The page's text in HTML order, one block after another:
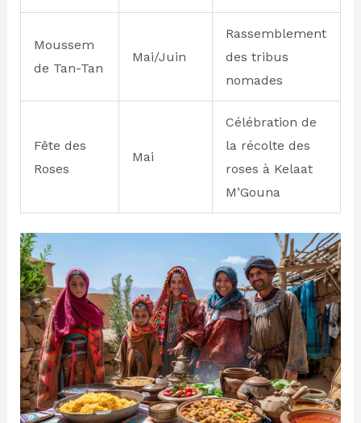
Moussem
de Tan-Tan
Mai/Juin
Rassemblement
des tribus
nomades
Fête des
Roses
Mai
Célébration de
la récolte des
roses à Kelaat
M’Gouna